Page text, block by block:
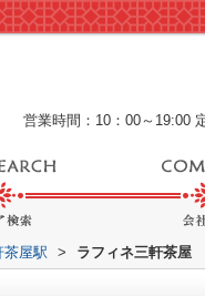
営業時間：10：00～19:00
茶屋駅 > ラフィネ三軒茶屋